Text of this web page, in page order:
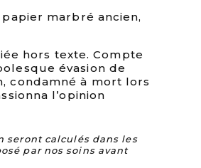
marbré ancien,
hors texte. Compte
évasion de
condamné à mort lors
l’opinion
seront calculés dans les
par nos soins avant